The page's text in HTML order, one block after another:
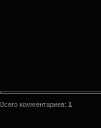
Всего комментариев: 1